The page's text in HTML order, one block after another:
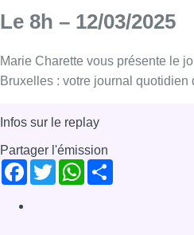
Le 8h – 12/03/2025
Marie Charette vous présente le
Bruxelles : votre journal quotidien
Infos sur le replay
Partager l'émission
Facebook
TwitterWhatsApp